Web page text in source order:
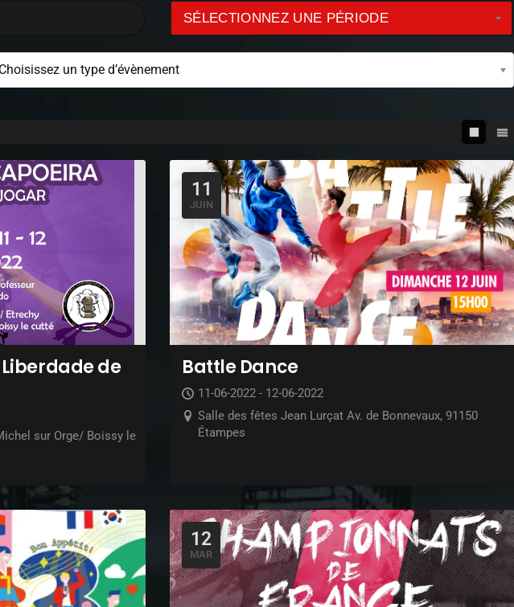
SÉLECTIONNEZ UNE PÉRIODE
Choisissez un type d’évènement
de
sur Orge/ Boissy le
11
JUIN
Battle Dance
11-06-2022 - 12-06-2022
Salle des fêtes Jean Lurçat Av. de Bonnevaux, 91150
Étampes
12
MAR